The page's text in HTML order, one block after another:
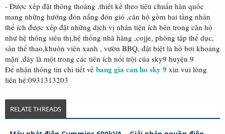
- Được xếp đặt thông thoáng ,thiết kế theo tiêu chuẩn hàn quốc
mang những hướng đón nắng đón gió ,căn hộ gồm hai tầng nhân
thể ích được xếp đặt những dịch vị nhân tiện ích bên trong căn hộ
như hệ thống siêu thị,hệ thống nhà hàng ,cojje, phòng tập thể dục,
sân thể thao,khuôn viên xanh , vườn BBQ, đặt biệt là hồ bơi khoáng
mặn ,đây là một trong các tiên ích nổi trội của sky9 huyện 9
Để nhận thông tin chi tiết về bang gia can ho sky 9 xin vui lòng
liên hệ:0931313203
RELATE THREADS